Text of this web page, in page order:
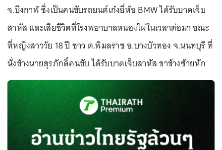
จ.บึงกาฬ ซึ่งเป็นคนขับรถยนต์เก๋งยี่ห้อ BMW ได้รับบาดเจ็บ
สาหัส และเสียชีวิตที่โรงพยาบาลหนองไผ่ในเวลาต่อมา ขณะ
ที่หญิงสาววัย 18 ปี ชาว ต.พิมลราช อ.บางบัวทอง จ.นนทบุรี ที่
นั่งข้างนายสุรภักดิ์คนขับ ได้รับบาดเจ็บสาหัส ขาข้างซ้ายหัก